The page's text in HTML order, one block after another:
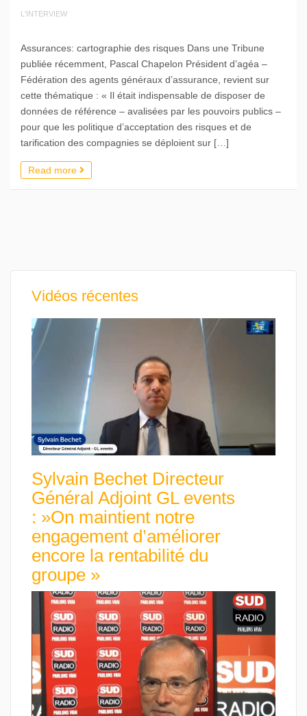
L'INTERVIEW
Assurances: cartographie des risques Dans une Tribune
publiée récemment, Pascal Chapelon Président d’agéa –
Fédération des agents généraux d’assurance, revient sur
cette thématique : « Il était indispensable de disposer de
données de référence – avalisées par les pouvoirs publics –
pour que les politique d’acceptation des risques et de
tarification des compagnies se déploient sur […]
Read more
Vidéos récentes
Sylvain Bechet Directeur
Général Adjoint GL events
: »On maintient notre
engagement d’améliorer
encore la rentabilité du
groupe »